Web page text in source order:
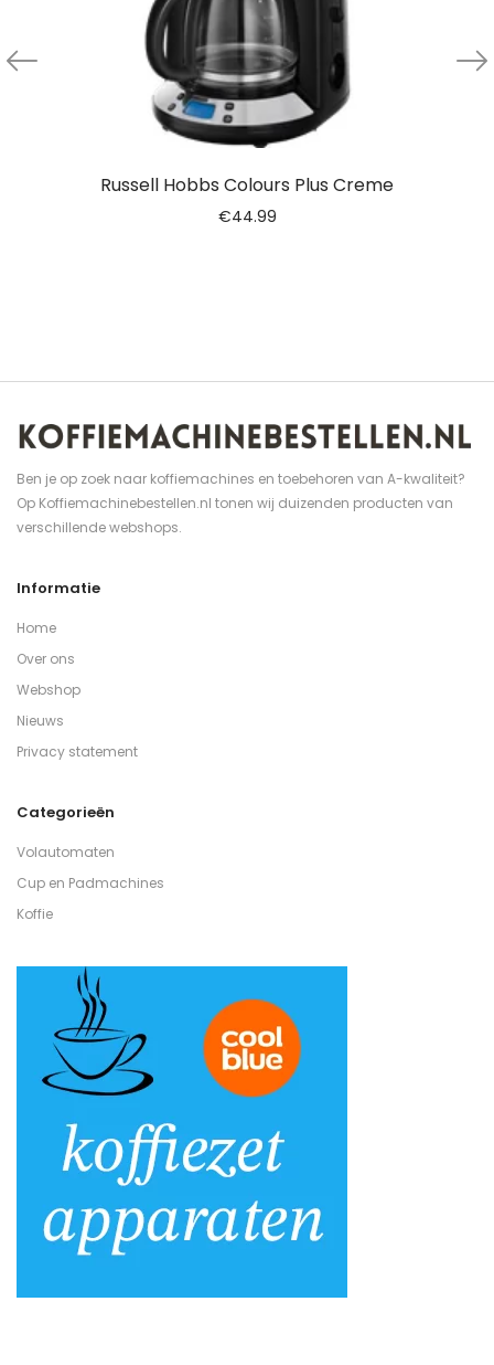
Russell Hobbs Colours Plus Creme
€44.99
Ben je op zoek naar koffiemachines en toebehoren van A-kwaliteit?
Op Koffiemachinebestellen.nl tonen wij duizenden producten van
verschillende webshops.
Informatie
Home
Over ons
Webshop
Nieuws
Privacy statement
Categorieën
Volautomaten
Cup en Padmachines
Koffie